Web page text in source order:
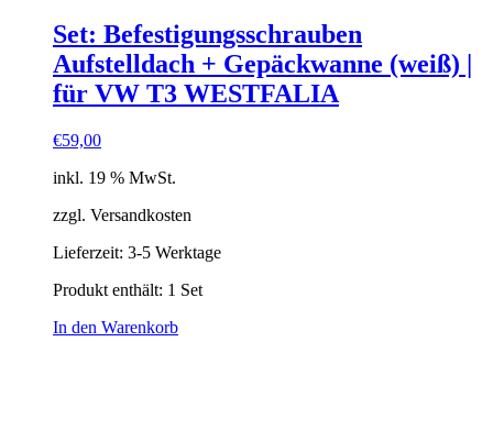
Set: Befestigungsschrauben
Aufstelldach + Gepäckwanne (weiß) |
für VW T3 WESTFALIA
€59,00
inkl. 19 % MwSt.
zzgl. Versandkosten
Lieferzeit: 3-5 Werktage
Produkt enthält: 1 Set
In den Warenkorb